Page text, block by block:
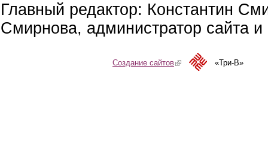
Главный редактор: Константин
Смирнова, администратор сайта
Создание сайтов(link is external)«Три-В»